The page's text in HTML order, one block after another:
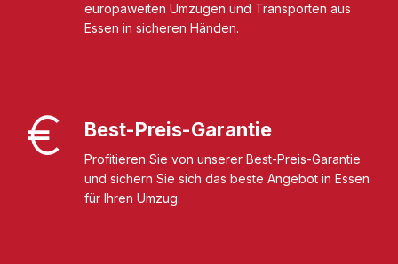
europaweiten Umzügen und Transporten aus
Essen in sicheren Händen.
Best-Preis-Garantie
Profitieren Sie von unserer Best-Preis-Garantie
und sichern Sie sich das beste Angebot in Essen
für Ihren Umzug.